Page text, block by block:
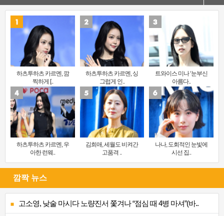
하츠투하츠 카르멘, 깜
찍하게 [..
하츠투하츠 카르멘, 싱
그럽게 인..
트와이스 미나 ‘눈부신
아름다..
하츠투하츠 카르멘, 우
아한 런웨..
김희애, 세월도 비켜간
고품격 ..
나나, 도회적인 눈빛에
시선 집..
깜짝 뉴스
고소영, 낮술 마시다 노량진서 쫓겨나 “점심 때 4병 마셔”(바..